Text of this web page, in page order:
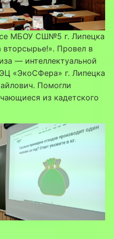
МБОУ СШ№5 г. Липецка
Провел в
— интеллектуальной
«ЭкоСФера» г. Липецка
Помогли
из кадетского